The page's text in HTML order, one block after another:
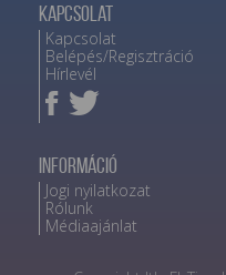
Kapcsolat
Kapcsolat
Belépés/Regisztráció
Hírlevél
Információ
Jogi nyilatkozat
Rólunk
Médiaajánlat